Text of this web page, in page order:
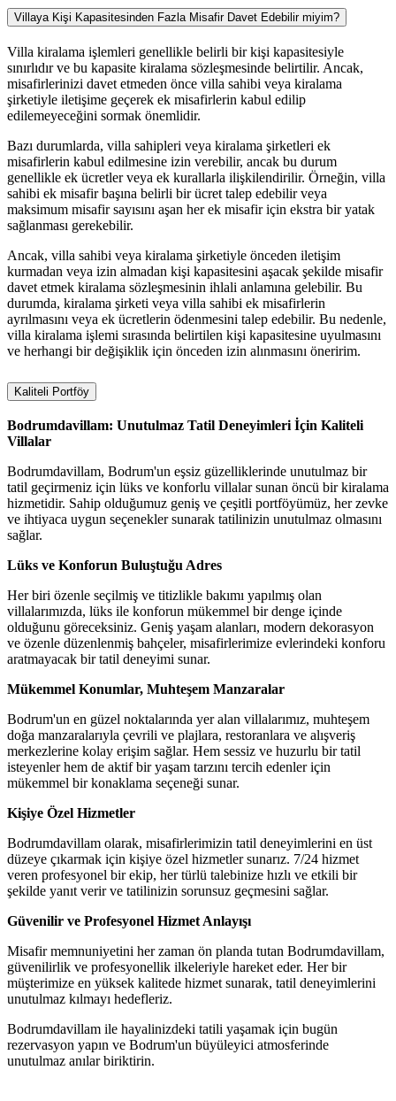
Villaya Kişi Kapasitesinden Fazla Misafir Davet Edebilir miyim?
Villa kiralama işlemleri genellikle belirli bir kişi kapasitesiyle
sınırlıdır ve bu kapasite kiralama sözleşmesinde belirtilir. Ancak,
misafirlerinizi davet etmeden önce villa sahibi veya kiralama
şirketiyle iletişime geçerek ek misafirlerin kabul edilip
edilemeyeceğini sormak önemlidir.
Bazı durumlarda, villa sahipleri veya kiralama şirketleri ek
misafirlerin kabul edilmesine izin verebilir, ancak bu durum
genellikle ek ücretler veya ek kurallarla ilişkilendirilir. Örneğin, villa
sahibi ek misafir başına belirli bir ücret talep edebilir veya
maksimum misafir sayısını aşan her ek misafir için ekstra bir yatak
sağlanması gerekebilir.
Ancak, villa sahibi veya kiralama şirketiyle önceden iletişim
kurmadan veya izin almadan kişi kapasitesini aşacak şekilde misafir
davet etmek kiralama sözleşmesinin ihlali anlamına gelebilir. Bu
durumda, kiralama şirketi veya villa sahibi ek misafirlerin
ayrılmasını veya ek ücretlerin ödenmesini talep edebilir. Bu nedenle,
villa kiralama işlemi sırasında belirtilen kişi kapasitesine uyulmasını
ve herhangi bir değişiklik için önceden izin alınmasını öneririm.
Kaliteli Portföy
Bodrumdavillam: Unutulmaz Tatil Deneyimleri İçin Kaliteli
Villalar
Bodrumdavillam, Bodrum'un eşsiz güzelliklerinde unutulmaz bir
tatil geçirmeniz için lüks ve konforlu villalar sunan öncü bir kiralama
hizmetidir. Sahip olduğumuz geniş ve çeşitli portföyümüz, her zevke
ve ihtiyaca uygun seçenekler sunarak tatilinizin unutulmaz olmasını
sağlar.
Lüks ve Konforun Buluştuğu Adres
Her biri özenle seçilmiş ve titizlikle bakımı yapılmış olan
villalarımızda, lüks ile konforun mükemmel bir denge içinde
olduğunu göreceksiniz. Geniş yaşam alanları, modern dekorasyon
ve özenle düzenlenmiş bahçeler, misafirlerimize evlerindeki konforu
aratmayacak bir tatil deneyimi sunar.
Mükemmel Konumlar, Muhteşem Manzaralar
Bodrum'un en güzel noktalarında yer alan villalarımız, muhteşem
doğa manzaralarıyla çevrili ve plajlara, restoranlara ve alışveriş
merkezlerine kolay erişim sağlar. Hem sessiz ve huzurlu bir tatil
isteyenler hem de aktif bir yaşam tarzını tercih edenler için
mükemmel bir konaklama seçeneği sunar.
Kişiye Özel Hizmetler
Bodrumdavillam olarak, misafirlerimizin tatil deneyimlerini en üst
düzeye çıkarmak için kişiye özel hizmetler sunarız. 7/24 hizmet
veren profesyonel bir ekip, her türlü talebinize hızlı ve etkili bir
şekilde yanıt verir ve tatilinizin sorunsuz geçmesini sağlar.
Güvenilir ve Profesyonel Hizmet Anlayışı
Misafir memnuniyetini her zaman ön planda tutan Bodrumdavillam,
güvenilirlik ve profesyonellik ilkeleriyle hareket eder. Her bir
müşterimize en yüksek kalitede hizmet sunarak, tatil deneyimlerini
unutulmaz kılmayı hedefleriz.
Bodrumdavillam ile hayalinizdeki tatili yaşamak için bugün
rezervasyon yapın ve Bodrum'un büyüleyici atmosferinde
unutulmaz anılar biriktirin.